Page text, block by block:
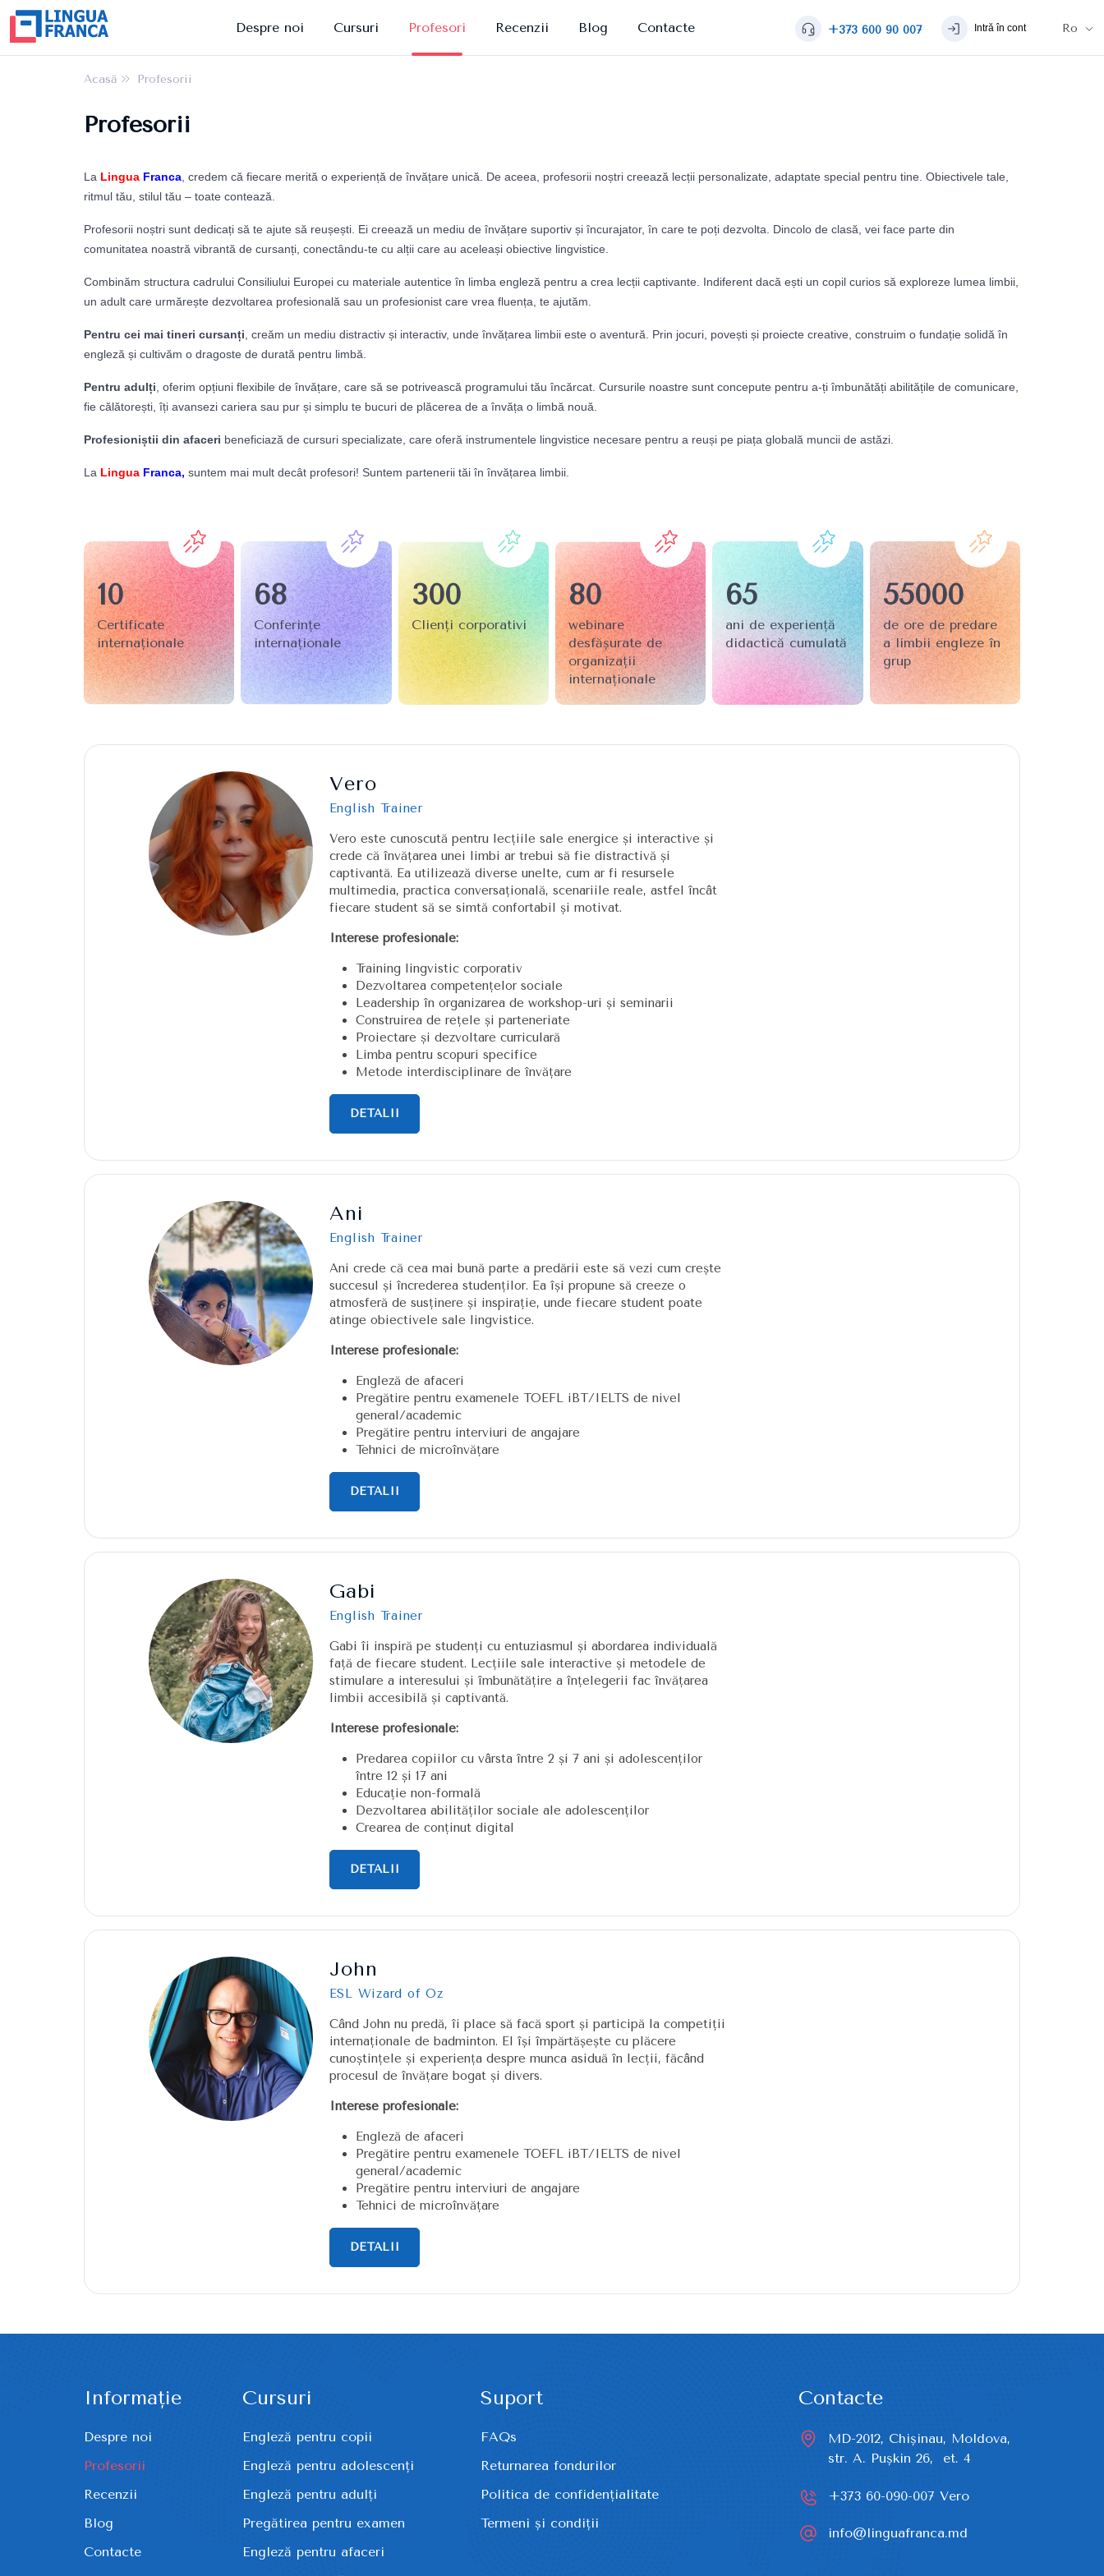
Despre noi Cursuri Profesori Recenzii Blog Contacte +373 600 90 007 Intră în cont Ro
Acasă Profesorii
Profesorii
La Lingua Franca , credem că fiecare merită o experiență de învățare unică. De aceea, profesorii noștri creează lecții personalizate, adaptate special pentru tine. Obiectivele tale,
ritmul tău, stilul tău – toate contează.
Profesorii noștri sunt dedicați să te ajute să reușești. Ei creează un mediu de învățare suportiv și încurajator, în care te poți dezvolta. Dincolo de clasă, vei face parte din
comunitatea noastră vibrantă de cursanți, conectându-te cu alții care au aceleași obiective lingvistice.
Combinăm structura cadrului Consiliului Europei cu materiale autentice în limba engleză pentru a crea lecții captivante. Indiferent dacă ești un copil curios să exploreze lumea limbii,
un adult care urmărește dezvoltarea profesională sau un profesionist care vrea fluența, te ajutăm.
Pentru cei mai tineri cursanți , creăm un mediu distractiv și interactiv, unde învățarea limbii este o aventură. Prin jocuri, povești și proiecte creative, construim o fundație solidă în
engleză și cultivăm o dragoste de durată pentru limbă.
Pentru adulți , oferim opțiuni flexibile de învățare, care să se potrivească programului tău încărcat. Cursurile noastre sunt concepute pentru a-ți îmbunătăți abilitățile de comunicare,
fie călătorești, îți avansezi cariera sau pur și simplu te bucuri de plăcerea de a învăța o limbă nouă.
Profesioniștii din afaceri beneficiază de cursuri specializate, care oferă instrumentele lingvistice necesare pentru a reuși pe piața globală muncii de astăzi.
La Lingua Franca, suntem mai mult decât profesori! Suntem partenerii tăi în învățarea limbii.
10
Certificate
internaționale
68
Conferințe
internaționale
300
Clienți corporativi
80
webinare
desfășurate de
organizații
internaționale
65
ani de experiență
didactică cumulată
55000
de ore de predare
a limbii engleze în
grup
Vero
English Trainer
Vero este cunoscută pentru lecțiile sale energice și interactive și
crede că învățarea unei limbi ar trebui să fie distractivă și
captivantă. Ea utilizează diverse unelte, cum ar fi resursele
multimedia, practica conversațională, scenariile reale, astfel încât
fiecare student să se simtă confortabil și motivat.
Interese profesionale:
Training lingvistic corporativ
Dezvoltarea competențelor sociale
Leadership în organizarea de workshop-uri și seminarii
Construirea de rețele și parteneriate
Proiectare și dezvoltare curriculară
Limba pentru scopuri specifice
Metode interdisciplinare de învățare
DETALII
Ani
English Trainer
Ani crede că cea mai bună parte a predării este să vezi cum crește
succesul și încrederea studenților. Ea își propune să creeze o
atmosferă de susținere și inspirație, unde fiecare student poate
atinge obiectivele sale lingvistice.
Interese profesionale:
Engleză de afaceri
Pregătire pentru examenele TOEFL iBT/IELTS de nivel
general/academic
Pregătire pentru interviuri de angajare
Tehnici de microînvățare
DETALII
Gabi
English Trainer
Gabi îi inspiră pe studenți cu entuziasmul și abordarea individuală
față de fiecare student. Lecțiile sale interactive și metodele de
stimulare a interesului și îmbunătățire a înțelegerii fac învățarea
limbii accesibilă și captivantă.
Interese profesionale:
Predarea copiilor cu vârsta între 2 și 7 ani și adolescenților
între 12 și 17 ani
Educație non-formală
Dezvoltarea abilităților sociale ale adolescenților
Crearea de conținut digital
DETALII
John
ESL Wizard of Oz
Când John nu predă, îi place să facă sport și participă la competiții
internaționale de badminton. El își împărtășește cu plăcere
cunoștințele și experiența despre munca asiduă în lecții, făcând
procesul de învățare bogat și divers.
Interese profesionale:
Engleză de afaceri
Pregătire pentru examenele TOEFL iBT/IELTS de nivel
general/academic
Pregătire pentru interviuri de angajare
Tehnici de microînvățare
DETALII
Informație
Despre noi
Profesorii
Recenzii
Blog
Contacte
Cursuri
Engleză pentru copii
Engleză pentru adolescenți
Engleză pentru adulți
Pregătirea pentru examen
Engleză pentru afaceri
Suport
FAQs
Returnarea fondurilor
Politica de confidențialitate
Termeni și condiții
Contacte
MD-2012, Chișinau, Moldova,
str. A. Pușkin 26,  et. 4
+373 60-090-007 Vero
info@linguafranca.md